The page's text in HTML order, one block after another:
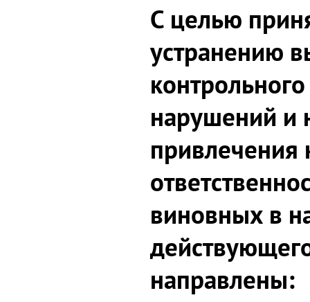
С целью
устранению
нарушений и
привлечения
виновных в
направлены: